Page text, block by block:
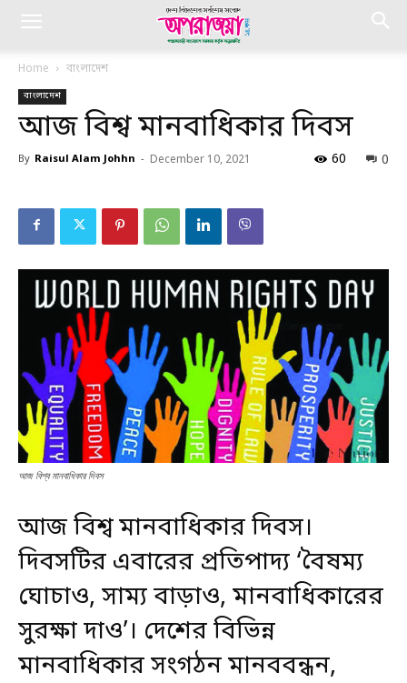
Home বাংলাদেশ
বাংলাদেশ
আজ বিশ্ব মানবাধিকার দিবস
By Raisul Alam Johhn - December 10, 2021 0
60
আজ বিশ্ব মানবাধিকার দিবস
আজ বিশ্ব মানবাধিকার দিবস।
দিবসটির এবারের প্রতিপাদ্য ‘বৈষম্য
ঘোচাও, সাম্য বাড়াও, মানবাধিকারের
সুরক্ষা দাও’। দেশের বিভিন্ন
মানবাধিকার সংগঠন মানববন্ধন,